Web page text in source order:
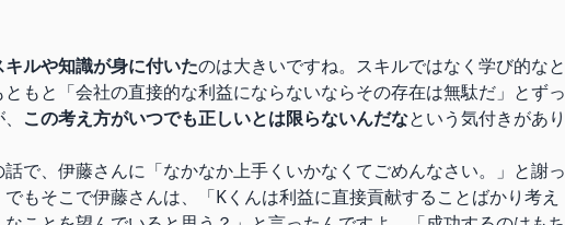
ルや知識が身に付いたのは大きいですね。スキルではなく学び的なと
もと「会社の直接的な利益にならないならその存在は無駄だ」とずっ
この考え方がいつでも正しいとは限らないんだなという気付きがあり
で、伊藤さんに「なかなか上手くいかなくてごめんなさい。」と謝っ
もそこで伊藤さんは、「Kくんは利益に直接貢献することばかり考え